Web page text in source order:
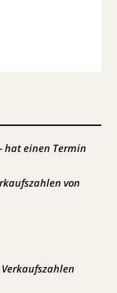
hat einen Termin
von